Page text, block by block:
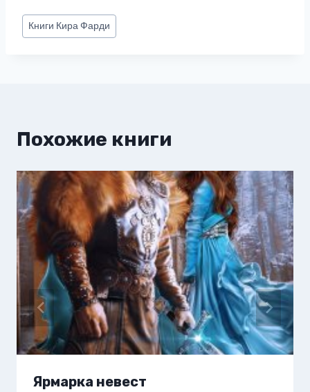
Метки
записи:
Книги Кира Фарди
Похожие книги
Ярмарка невест